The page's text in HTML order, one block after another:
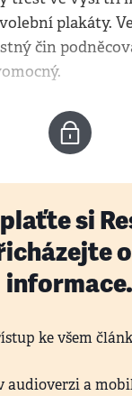
plakáty.
čin
si
informace.
ke všem
audioverzi a